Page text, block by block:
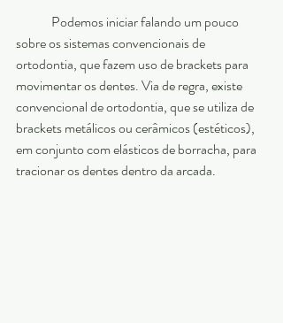
sobre os sistemas convencionais de
ortodontia, que fazem uso de brackets para
movimentar os dentes. Via de regra, existe
convencional de ortodontia, que se utiliza de
brackets metálicos ou cerâmicos (estéticos),
em conjunto com elásticos de borracha, para
tracionar os dentes dentro da arcada.